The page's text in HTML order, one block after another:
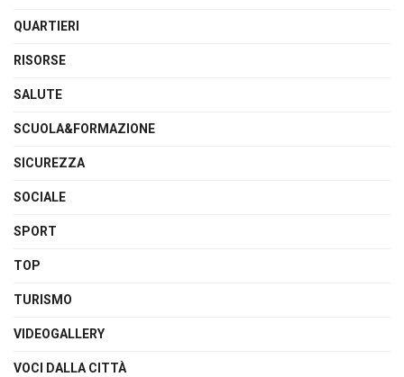
QUARTIERI
RISORSE
SALUTE
SCUOLA&FORMAZIONE
SICUREZZA
SOCIALE
SPORT
TOP
TURISMO
VIDEOGALLERY
VOCI DALLA CITTÀ